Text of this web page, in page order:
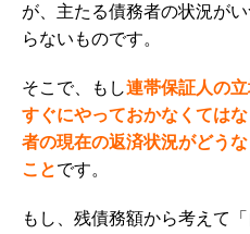
が、主たる債務者の状況が
らないものです。
そこで、もし連帯保証人の立
すぐにやっておかなくては
者の現在の返済状況がどう
ことです。
もし、残債務額から考えて